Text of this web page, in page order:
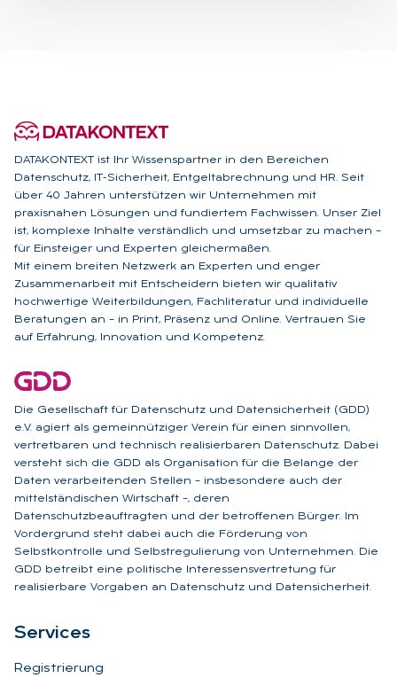
DATAKONTEXT ist Ihr Wissenspartner in den Bereichen
Datenschutz, IT-Sicherheit, Entgeltabrechnung und HR. Seit
über 40 Jahren unterstützen wir Unternehmen mit
praxisnahen Lösungen und fundiertem Fachwissen. Unser Ziel
ist, komplexe Inhalte verständlich und umsetzbar zu machen –
für Einsteiger und Experten gleichermaßen.
Mit einem breiten Netzwerk an Experten und enger
Zusammenarbeit mit Entscheidern bieten wir qualitativ
hochwertige Weiterbildungen, Fachliteratur und individuelle
Beratungen an – in Print, Präsenz und Online. Vertrauen Sie
auf Erfahrung, Innovation und Kompetenz.
Die Gesellschaft für Datenschutz und Datensicherheit (GDD)
e.V. agiert als gemeinnütziger Verein für einen sinnvollen,
vertretbaren und technisch realisierbaren Datenschutz. Dabei
versteht sich die GDD als Organisation für die Belange der
Daten verarbeitenden Stellen – insbesondere auch der
mittelständischen Wirtschaft –, deren
Datenschutzbeauftragten und der betroffenen Bürger. Im
Vordergrund steht dabei auch die Förderung von
Selbstkontrolle und Selbstregulierung von Unternehmen. Die
GDD betreibt eine politische Interessensvertretung für
realisierbare Vorgaben an Datenschutz und Datensicherheit.
Ser­vices
Registrierung